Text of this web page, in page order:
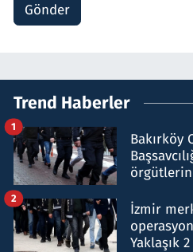
Gönder
Trend Haberler
Bakırköy
1
İzmir
Yaklaşık
2